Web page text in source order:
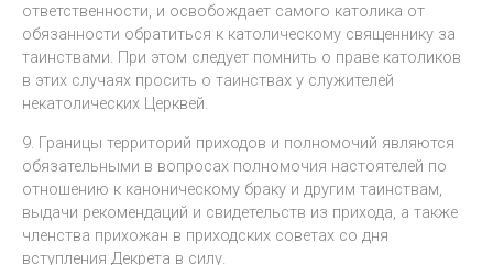
ответственности, и освобождает самого католика от
обязанности обратиться к католическому священнику за
таинствами. При этом следует помнить о праве католиков
в этих случаях просить о таинствах у служителей
некатолических Церквей.
9. Границы территорий приходов и полномочий являются
обязательными в вопросах полномочия настоятелей по
отношению к каноническому браку и другим таинствам,
выдачи рекомендаций и свидетельств из прихода, а также
членства прихожан в приходских советах со дня
вступления Декрета в силу.